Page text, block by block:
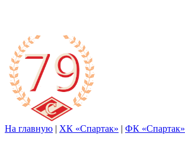
На главную | ХК «Спартак» | ФК «Спартак»